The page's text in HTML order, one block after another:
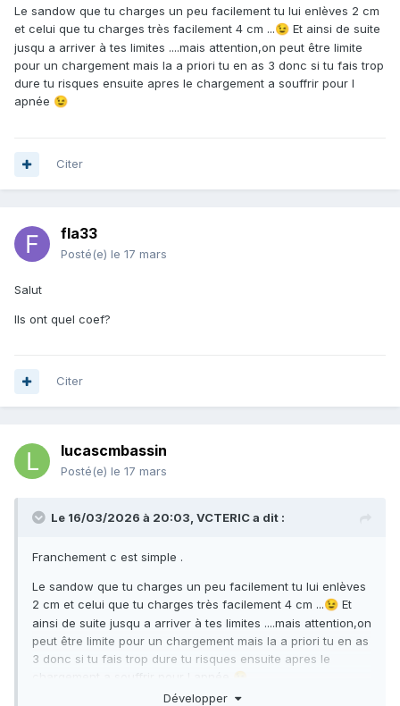
Le sandow que tu charges un peu facilement tu lui enlèves 2 cm
et celui que tu charges très facilement 4 cm ...😉 Et ainsi de suite
jusqu a arriver à tes limites ....mais attention,on peut être limite
pour un chargement mais la a priori tu en as 3 donc si tu fais trop
dure tu risques ensuite apres le chargement a souffrir pour l
apnée 😉
Citer
fla33
Posté(e) le 17 mars
Salut
Ils ont quel coef?
Citer
lucascmbassin
Posté(e) le 17 mars
Le 16/03/2026 à 20:03, VCTERICa dit :
Franchement c est simple .
Le sandow que tu charges un peu facilement tu lui enlèves
2 cm et celui que tu charges très facilement 4 cm ...😉 Et
ainsi de suite jusqu a arriver à tes limites ....mais attention,on
peut être limite pour un chargement mais la a priori tu en as
3 donc si tu fais trop dure tu risques ensuite apres le
😉
Développer